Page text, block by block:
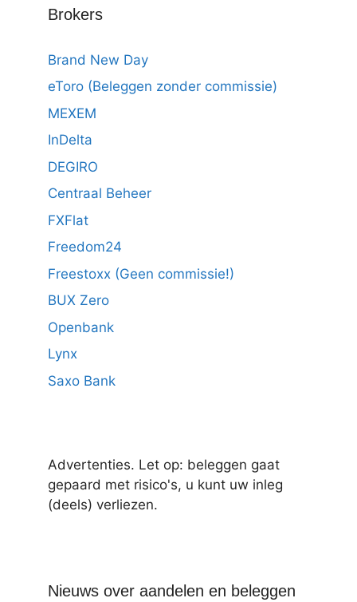
Brokers
Brand New Day
eToro (Beleggen zonder commissie)
MEXEM
InDelta
DEGIRO
Centraal Beheer
FXFlat
Freedom24
Freestoxx (Geen commissie!)
BUX Zero
Openbank
Lynx
Saxo Bank
Advertenties. Let op: beleggen gaat
gepaard met risico's, u kunt uw inleg
(deels) verliezen.
Nieuws over aandelen en beleggen